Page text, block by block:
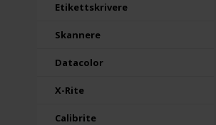
Etikettskrivere
Skannere
Datacolor
X-Rite
Calibrite